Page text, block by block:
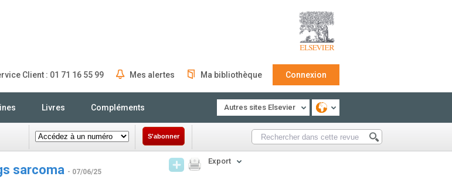
Client : 01 71 16 55 99 Mes alertes Ma bibliothèque Connexion
Livres Compléments Autres sites Elsevier
S'abonner
sarcoma - 07/06/25
Export